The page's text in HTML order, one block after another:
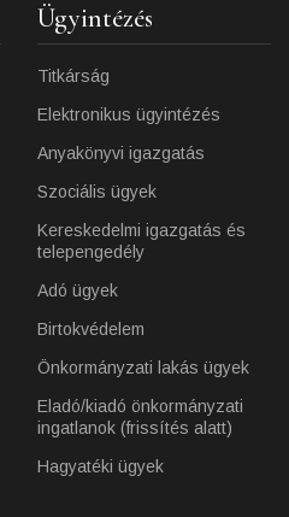
Ügyintézés
Titkárság
Elektronikus ügyintézés
Anyakönyvi igazgatás
Szociális ügyek
Kereskedelmi igazgatás és
telepengedély
Adó ügyek
Birtokvédelem
Önkormányzati lakás ügyek
Eladó/kiadó önkormányzati
ingatlanok (frissítés alatt)
Hagyatéki ügyek